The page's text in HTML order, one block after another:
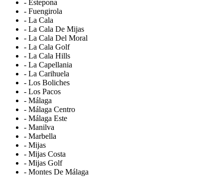
- Estepona
- Fuengirola
- La Cala
- La Cala De Mijas
- La Cala Del Moral
- La Cala Golf
- La Cala Hills
- La Capellania
- La Carihuela
- Los Boliches
- Los Pacos
- Málaga
- Málaga Centro
- Málaga Este
- Manilva
- Marbella
- Mijas
- Mijas Costa
- Mijas Golf
- Montes De Málaga